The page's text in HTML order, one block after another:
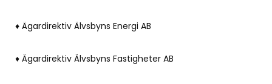
♦ Ägardirektiv Älvsbyns Energi AB
♦ Ägardirektiv Älvsbyns Fastigheter AB